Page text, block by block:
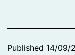
Published 14/09/